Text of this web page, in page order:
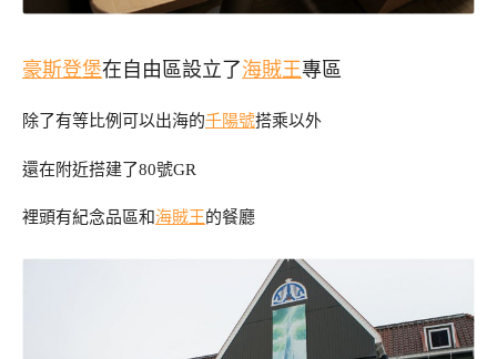
豪斯登堡在自由區設立了海賊王專區
除了有等比例可以出海的千陽號搭乘以外
還在附近搭建了80號GR
裡頭有紀念品區和海賊王的餐廳